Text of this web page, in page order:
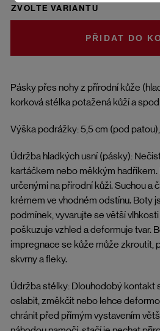
Pásky přes nohy z přírodní kůže
korková stélka potažená kůží a
Výška podrážky: 5,5 cm (pod
Údržba hladkých usní (pásky):
kartáčkem nebo měkkým
určenými na přírodní kůži. Suchou a
krémem ve vhodném odstínu. Boty
podmínek, vyvarujte se větší
poškuzuje vzhled a deformuje tvar.
impregnace se kůže může zkroutit,
skvrny a fleky.
Údržba stélky: Dlouhodobý kontakt
oslabit, změkčit nebo lehce
chránit před přímým vystavením
ZVOLTE VARIANTU
DO